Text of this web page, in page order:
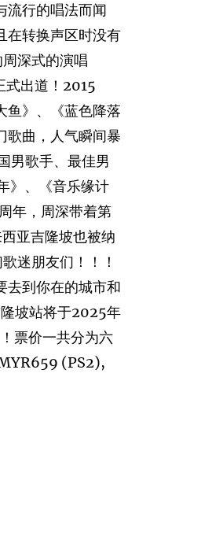
流行的唱法而闻
在转换声区时没有
深式的演唱
式出道！2015
鱼》、《蓝色降落
歌曲，人气瞬间暴
男歌手、最佳男
》、《音乐缘计
年，周深带着第
亚吉隆坡也被纳
迷朋友们！！！
去到你在的城市和
坡站将于2025年
票价一共分为六
(PS2),